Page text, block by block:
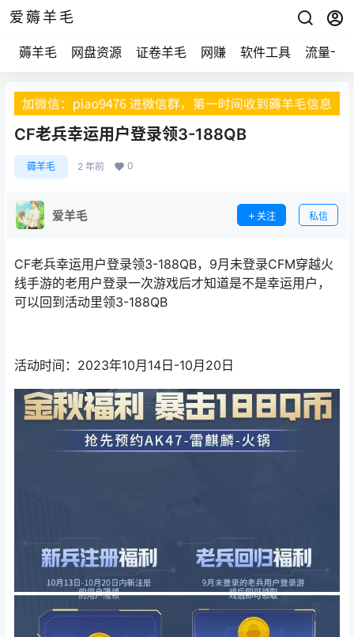
爱薅羊毛
薅羊毛 网盘资源 证卷羊毛 网赚 软件工具 流量卡
CF老兵幸运用户登录领3-188QB
薅羊毛 2 年前 0
爱羊毛 关注 私信
CF老兵幸运用户登录领3-188QB，9月未登录CFM穿越火
线手游的老用户登录一次游戏后才知道是不是幸运用户，
可以回到活动里领3-188QB
活动时间：2023年10月14日-10月20日